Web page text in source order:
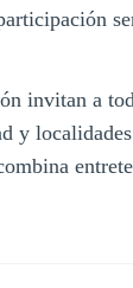
invitan a
y